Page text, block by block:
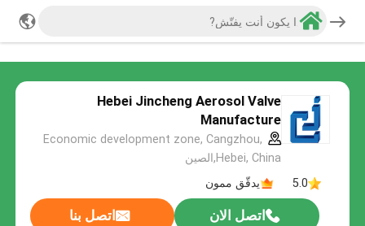
Hebei Jincheng Aerosol Valve
Manufacture
Economic development zone, Cangzhou,
Hebei, China,الصين
5.0
يدقّق ممون
اتصل الان اتصل بنا